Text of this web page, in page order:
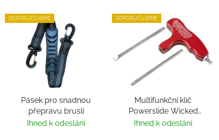
DOPORUČUJEME
Pásek pro snadnou
přepravu bruslí
Ihned k odeslání
DOPORUČUJEME
Multifunkční klíč
Powerslide Wicked
Hardcore Tool
Ihned k odeslání